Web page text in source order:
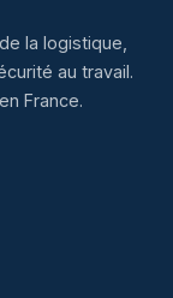
la logistique,
au travail.
France.